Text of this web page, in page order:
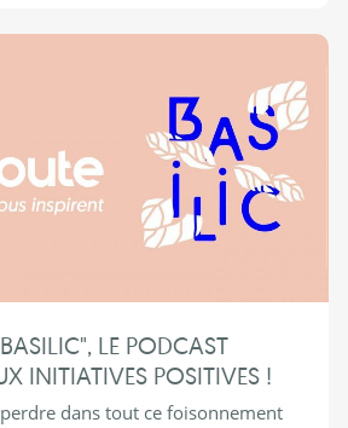
LE PODCAST
INITIATIVES POSITIVES !
dans tout ce foisonnement